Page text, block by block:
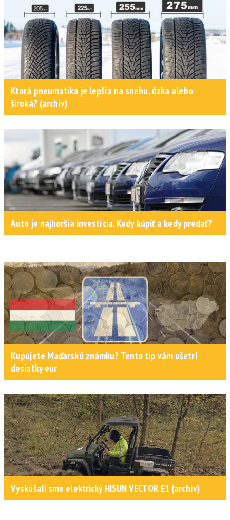
Ktorá pneumatika je lepšia na snehu, úzka alebo
široká? (archív)
Auto je najhoršia investícia. Kedy kúpiť a kedy predať?
Kupujete Maďarskú známku? Tento tip vám ušetrí
desiatky eur
Vyskúšali sme elektrický HISUN VECTOR E1 (archív)